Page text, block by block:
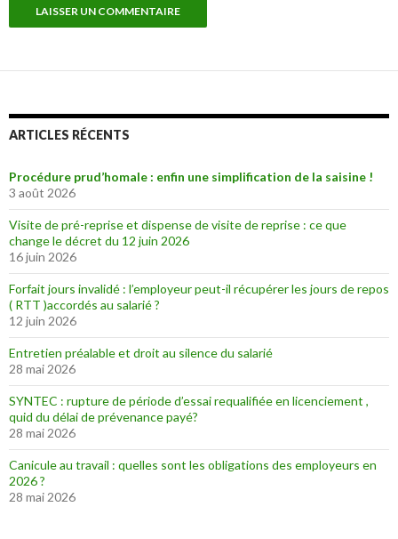
ARTICLES RÉCENTS
Procédure prud’homale : enfin une simplification de la saisine !
3 août 2026
Visite de pré-reprise et dispense de visite de reprise : ce que
change le décret du 12 juin 2026
16 juin 2026
Forfait jours invalidé : l’employeur peut-il récupérer les jours de repos
( RTT )accordés au salarié ?
12 juin 2026
Entretien préalable et droit au silence du salarié
28 mai 2026
SYNTEC : rupture de période d’essai requalifiée en licenciement ,
quid du délai de prévenance payé?
28 mai 2026
Canicule au travail : quelles sont les obligations des employeurs en
2026 ?
28 mai 2026